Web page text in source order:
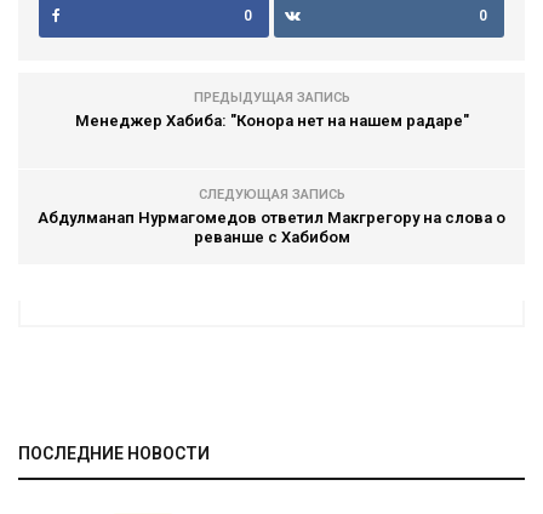
0 0
ПРЕДЫДУЩАЯ ЗАПИСЬ
Менеджер Хабиба: "Конора нет на нашем радаре"
СЛЕДУЮЩАЯ ЗАПИСЬ
Абдулманап Нурмагомедов ответил Макгрегору на слова о
реванше с Хабибом
ПОСЛЕДНИЕ НОВОСТИ